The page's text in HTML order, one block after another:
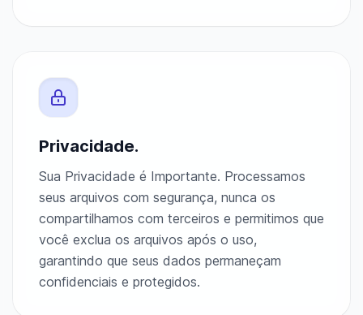
Privacidade.
Sua Privacidade é Importante. Processamos
seus arquivos com segurança, nunca os
compartilhamos com terceiros e permitimos que
você exclua os arquivos após o uso,
garantindo que seus dados permaneçam
confidenciais e protegidos.